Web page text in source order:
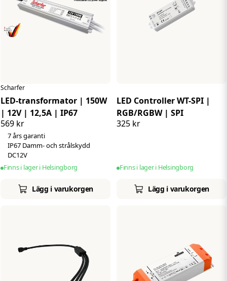
Scharfer
LED-transformator | 150W
| 12V | 12,5A | IP67
569 kr
7 års garanti
IP67 Damm- och strålskydd
DC12V
Finns i lager i Helsingborg
Lägg i varukorgen
LED Controller WT-SPI |
RGB/RGBW | SPI
325 kr
Finns i lager i Helsingborg
Lägg i varukorgen